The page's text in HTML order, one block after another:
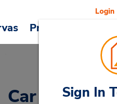
Promoções
Login
Car Rental
Sign In